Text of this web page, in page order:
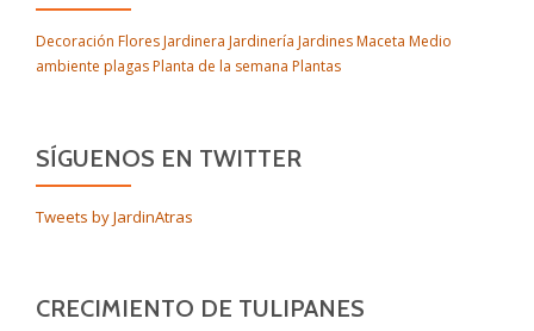
Decoración FloresJardinera Jardinería JardinesMaceta Medio
ambiente plagasPlanta de la semana Plantas
SÍGUENOS EN TWITTER
Tweets by JardinAtras
CRECIMIENTO DE TULIPANES